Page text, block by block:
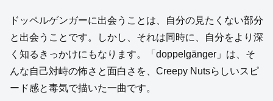
ドッペルゲンガーに出会うことは、自分の見たくない部分
と出会うことです。しかし、それは同時に、自分をより深
く知るきっかけにもなります。「doppelgänger」は、そ
んな自己対峙の怖さと面白さを、Creepy Nutsらしいスピ
ード感と毒気で描いた一曲です。